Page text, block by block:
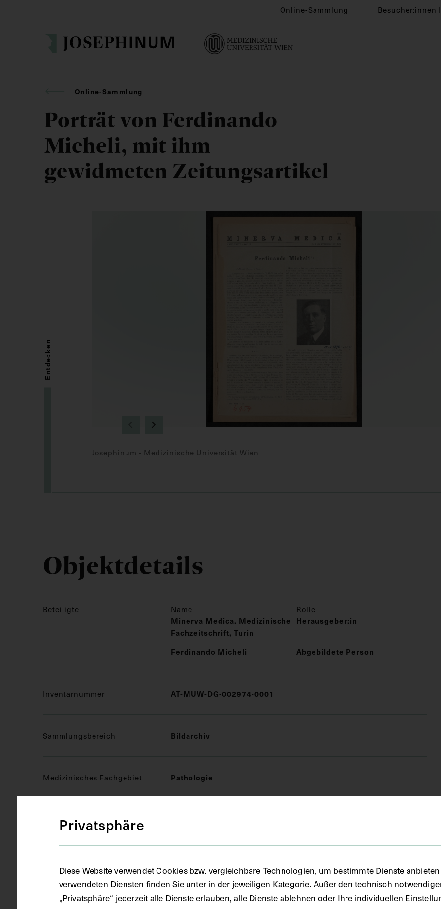
Online-Sammlung Besucher:innen
Online-Sammlung
Porträt von Ferdinando
Micheli, mit ihm
gewidmeten Zeitungsartikel
Josephinum - Medizinische Universität Wien
Entdecken
Objektdetails
Beteiligte Name Rolle
Minerva Medica. Medizinische
Fachzeitschrift, Turin
Herausgeber:in
Ferdinando Micheli Abgebildete Person
Inventarnummer AT-MUW-DG-002974-0001
Sammlungsbereich Bildarchiv
Medizinisches Fachgebiet Pathologie
Objektart
Datierung 1937
Privatsphäre
Diese Website verwendet Cookies bzw. vergleichbare Technologien, um bestimmte Dienste
verwendeten Diensten finden Sie unter in der jeweiligen Kategorie. Außer den technisch
„Privatsphäre“ jederzeit alle Dienste erlauben, alle Dienste ablehnen oder Ihre individuellen